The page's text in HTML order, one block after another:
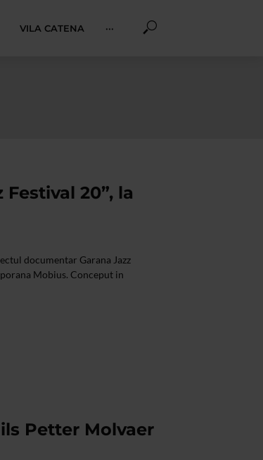
VILA CATENA ···
Festival 20”, la
documentar Garana Jazz
Mobius. Conceput in
Petter Molvaer